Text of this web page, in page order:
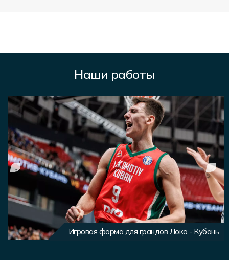
Наши работы
Игровая форма для грандов Локо - Кубань